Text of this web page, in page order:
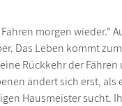
morgen wieder."
Das Leben kommt
Rückkehr der
ändert sich erst,
Hausmeister sucht.